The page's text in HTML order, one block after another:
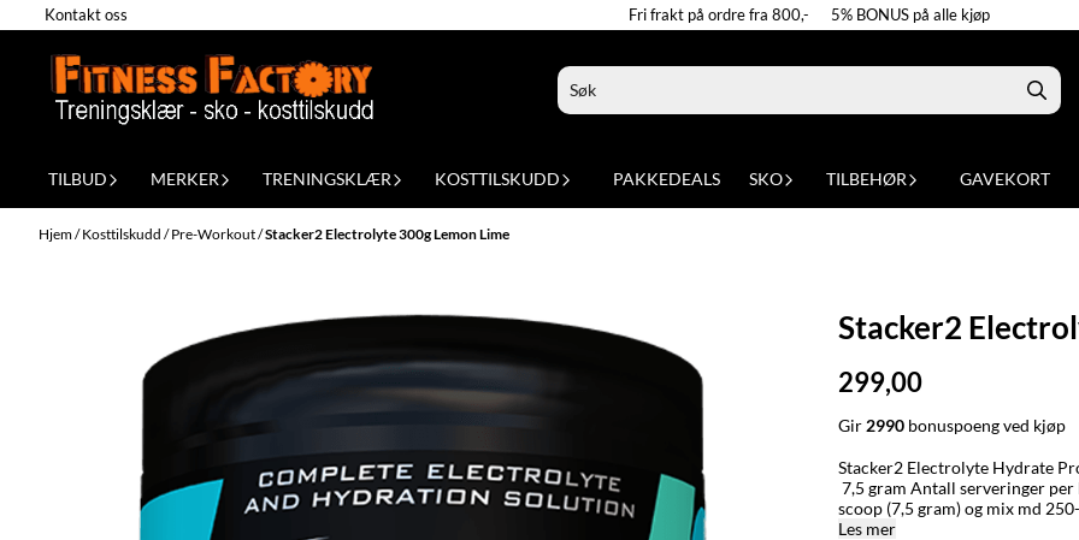
Hopp til innhold
Kontakt oss Fri frakt på ordre fra 800,- 5% BONUS på alle kjøp
TILBUD MERKER TRENINGSKLÆR KOSTTILSKUDD PAKKEDEALS SKO TILBEHØR GAVEKORT
Hjem/Kosttilskudd /Pre-Workout/Stacker2 Electrolyte 300g Lemon Lime
Stacker2
299,00
Gir 2990 bonuspoeng ved kjøp
Stacker2 Electrolyte Hydrate Produktbeskrivelse: Elektrolytter Innhold: 300 gram Servering:
7,5 gram Antall serveringer per boks: 40 Anbefalt daglig inntak: 1 servering Anbefalt bruk: Ta 2
scoop (7,5 gram) og mix md
Produktinformasjon: Stacker2 Electrolyte Hydrate – Maks ytelse, null sukker! Hold kroppen i
Les mer